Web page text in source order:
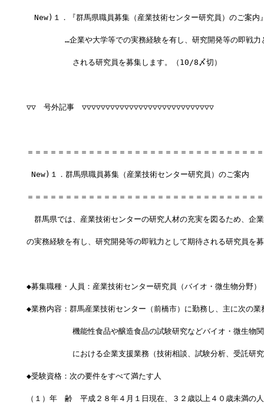
New)１．『群馬県職員募集（産業技術センター研究員）のご案内
…企業や大学等での実務経験を有し、研究開発等の即戦力
される研究員を募集します。（10/8〆切）
▽▽　号外記事　▽▽▽▽▽▽▽▽▽▽▽▽▽▽▽▽▽▽▽▽▽▽▽▽▽▽▽▽
＝＝＝＝＝＝＝＝＝＝＝＝＝＝＝＝＝＝＝＝＝＝＝＝＝＝＝＝＝＝
New)１．群馬県職員募集（産業技術センター研究員）のご案内
＝＝＝＝＝＝＝＝＝＝＝＝＝＝＝＝＝＝＝＝＝＝＝＝＝＝＝＝＝＝
群馬県では、産業技術センターの研究人材の充実を図るため、企
の実務経験を有し、研究開発等の即戦力として期待される研究員を
◆募集職種・人員：産業技術センター研究員（バイオ・微生物分野）
◆業務内容：群馬産業技術センター（前橋市）に勤務し、主に次の業
機能性食品や醸造食品の試験研究などバイオ・微生物関
における企業支援業務（技術相談、試験分析、受託研究
◆受験資格：次の要件をすべて満たす人
（１）年　齢　平成２８年４月１日現在、３２歳以上４０歳未満の人